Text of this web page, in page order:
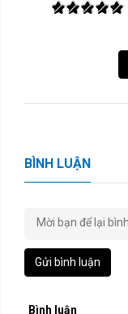
BÌNH LUẬN
Gửi bình luận
Bình luận